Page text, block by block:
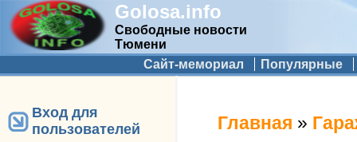
Golosa.info
Свободные новости
Тюмени
Дополнительное меню
Сайт-мемориал Популярные
Вход для
пользователей
Вы здесь
Главная »